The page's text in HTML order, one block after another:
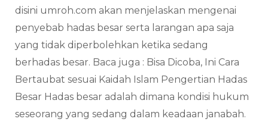
disini umroh.com akan menjelaskan mengenai
penyebab hadas besar serta larangan apa saja
yang tidak diperbolehkan ketika sedang
berhadas besar. Baca juga : Bisa Dicoba, Ini Cara
Bertaubat sesuai Kaidah Islam Pengertian Hadas
Besar Hadas besar adalah dimana kondisi hukum
seseorang yang sedang dalam keadaan janabah.